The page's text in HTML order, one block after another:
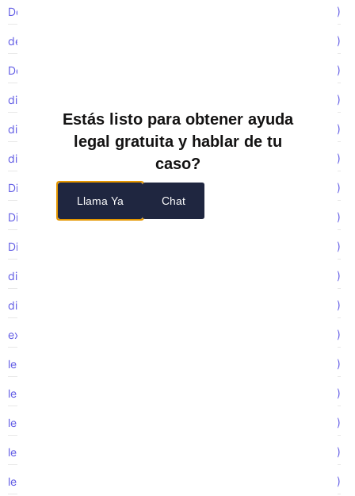
Demandas colectivas (1)
denunciante (2)
Despido injustificado (6)
discriminación (19)
discriminación de género (2)
discriminación laboral (7)
Discriminación por edad (1)
Discriminación por embarazo (1)
Discriminación por estado civil (2)
discriminación religiosa (5)
discriminación sexual (1)
exposición tóxica (1)
lesión de la médula espinal (2)
lesión laboral (1)
lesión por accidente automovilístico (1)
lesiones catastróficas (1)
lesiones de la médula espinal (2)
Estás listo para obtener ayuda
legal gratuita y hablar de tu
caso?
Llama Ya Chat